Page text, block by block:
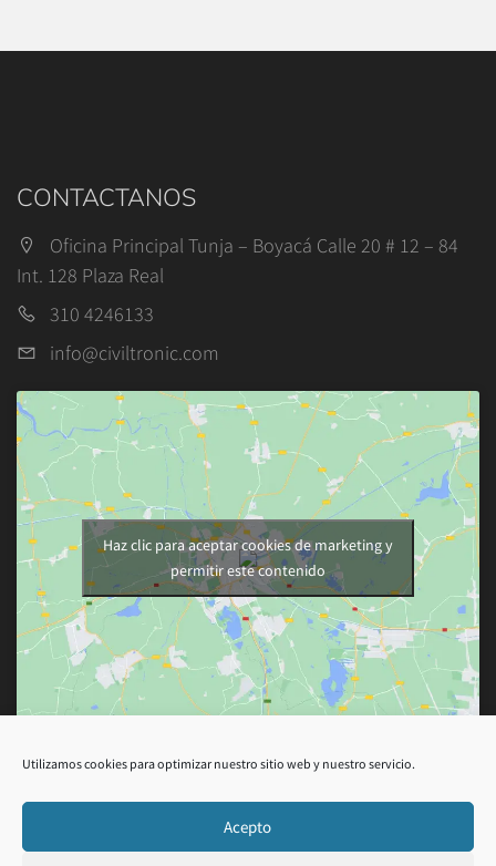
Utilizamos cookies para optimizar nuestro sitio web y nuestro servicio.
Acepto
CONTACTANOS
Oficina Principal Tunja – Boyacá Calle 20 # 12 – 84
Int. 128 Plaza Real
310 4246133
info@civiltronic.com
Haz clic para aceptar cookies de marketing y
permitir este contenido